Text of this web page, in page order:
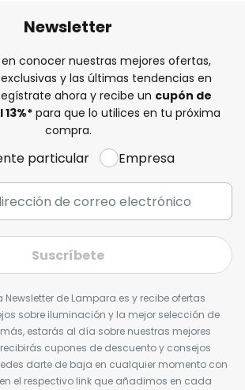
Newsletter
conocer nuestras mejores ofertas,
y las últimas tendencias en
ahora y recibe un cupón de
13%* para que lo utilices en tu próxima
compra.
particular Empresa
Suscríbete
Newsletter de Lampara.es y recibe ofertas
sobre iluminación y la mejor selección de
estarás al día sobre nuestras mejores
cupones de descuento y consejos
darte de baja en cualquier momento con
el respectivo link que añadimos en cada